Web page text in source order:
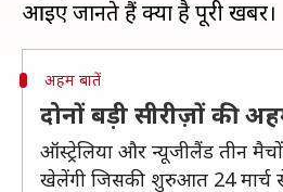
अहम बातें
दोनों बड़ी सीरीज़ों की
ऑस्ट्रेलिया और न्यूजीलैंड तीन
खेलेंगी जिसकी शुरुआत 24 मार्च से